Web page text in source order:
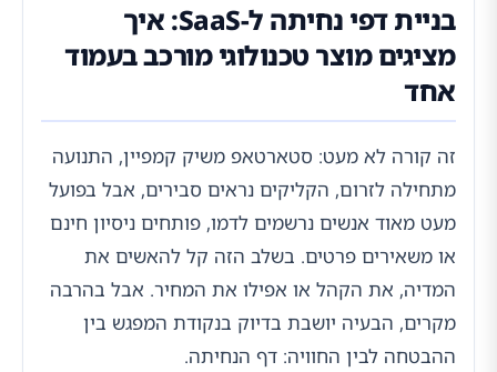
בניית דפי נחיתה ל-SaaS: איך
מציגים מוצר טכנולוגי מורכב בעמוד
אחד
זה קורה לא מעט: סטארטאפ משיק קמפיין, התנועה
מתחילה לזרום, הקליקים נראים סבירים, אבל בפועל
מעט מאוד אנשים נרשמים לדמו, פותחים ניסיון חינם
או משאירים פרטים. בשלב הזה קל להאשים את
המדיה, את הקהל או אפילו את המחיר. אבל בהרבה
מקרים, הבעיה יושבת בדיוק בנקודת המפגש בין
ההבטחה לבין החוויה: דף הנחיתה.